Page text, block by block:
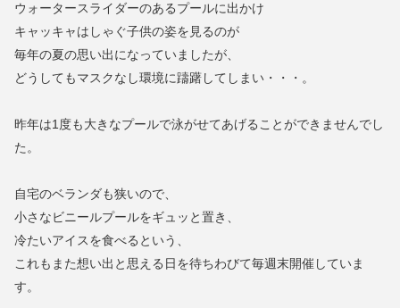
ウォータースライダーのあるプールに出かけ
キャッキャはしゃぐ子供の姿を見るのが
毎年の夏の思い出になっていましたが、
どうしてもマスクなし環境に躊躇してしまい・・・。
昨年は1度も大きなプールで泳がせてあげることができませんでし
た。
自宅のベランダも狭いので、
小さなビニールプールをギュッと置き、
冷たいアイスを食べるという、
これもまた想い出と思える日を待ちわびて毎週末開催していま
す。